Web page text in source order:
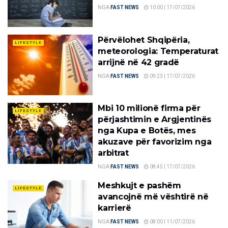
NGA FAST NEWS 10:00 | 17/07/2026
LIFESTYLE
Përvëlohet Shqipëria,
meteorologia: Temperaturat
arrijnë në 42 gradë
NGA FAST NEWS 09:23 | 17/07/2026
LIFESTYLE
Mbi 10 milionë firma për
përjashtimin e Argjentinës
nga Kupa e Botës, mes
akuzave për favorizim nga
arbitrat
NGA FAST NEWS 08:45 | 17/07/2026
LIFESTYLE
Meshkujt e pashëm
avancojnë më vështirë në
karrierë
NGA FAST NEWS 08:00 | 11/07/2026